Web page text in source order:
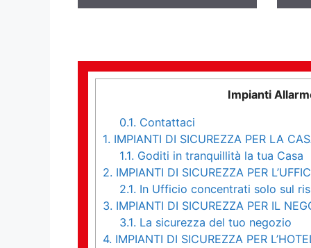
Impianti
0.1. Contattaci
1. IMPIANTI DI SICUREZZA PER LA
1.1. Goditi in tranquillità la tua Casa
2. IMPIANTI DI SICUREZZA PER
2.1. In Ufficio concentrati solo sul
3. IMPIANTI DI SICUREZZA PER IL
3.1. La sicurezza del tuo negozio
4. IMPIANTI DI SICUREZZA PER